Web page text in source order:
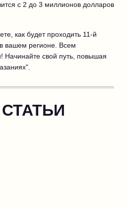
с 2 до 3 миллионов долларов
как будет проходить 11-й
вашем регионе. Всем
Начинайте свой путь, повышая